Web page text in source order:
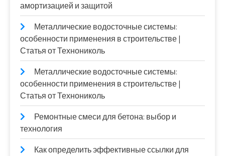
амортизацией и защитой
Металлические водосточные системы:
особенности применения в строительстве |
Статья от Технониколь
Металлические водосточные системы:
особенности применения в строительстве |
Статья от Технониколь
Ремонтные смеси для бетона: выбор и
технология
Как определить эффективные ссылки для